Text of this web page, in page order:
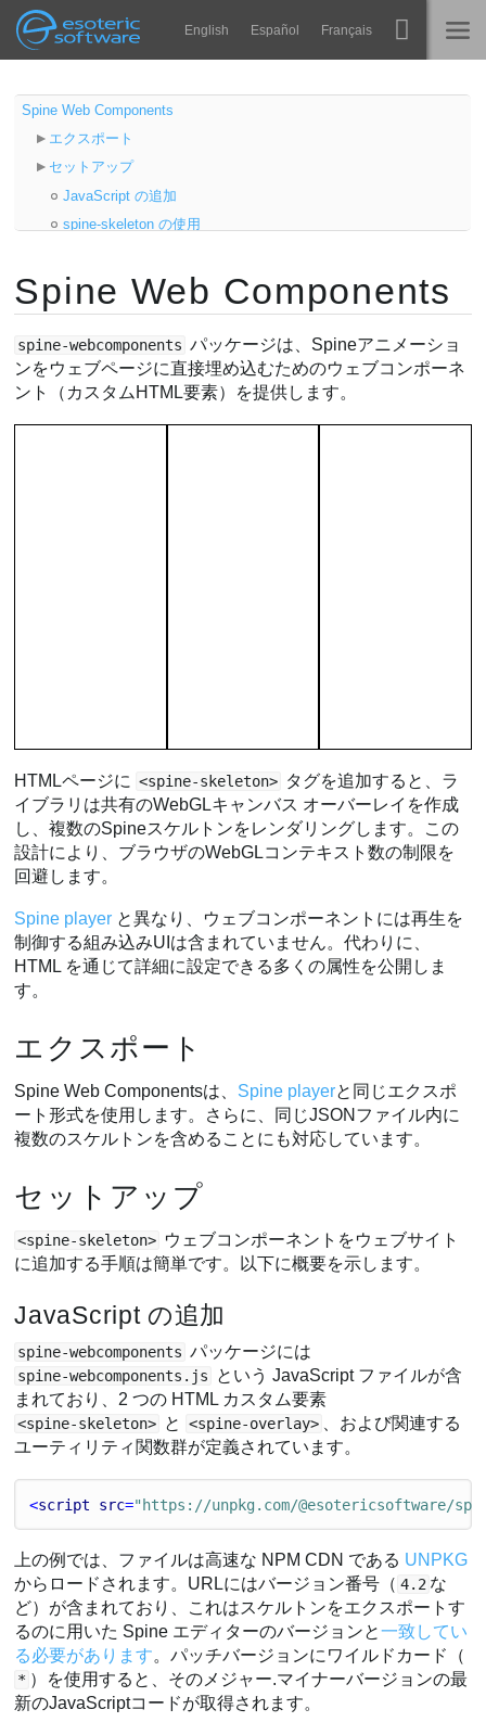
Esoteric Software
Navigation English Español Français
ホーム
フォーラム
お問い合わせ
Spine
ランタイム
よくある質問
今すぐ試してみる
購入
Main Content
Spine Web Components
エクスポート
セットアップ
JavaScript の追加
spine-skeleton の使用
JSON、バイナリ、アトラスの URL
データの埋め込み
スタイル、幅、高さ
JSONスケルトンキー
アニメーション
デフォルトスキン
スピナー
オフスクリーン動作
カスタム更新
ドラッグ
ポインタ位置
インタラクションコールバック
デバッグモード
高度な使用法
プログラムによる作成
破棄
手動オーバーレイ
Spine Web Components
spine-webcomponents パッケージは、Spineアニメーショ
ンをウェブページに直接埋め込むためのウェブコンポーネ
ント（カスタムHTML要素）を提供します。
HTMLページに <spine-skeleton> タグを追加すると、ラ
イブラリは共有のWebGLキャンバス オーバーレイを作成
し、複数のSpineスケルトンをレンダリングします。この
設計により、ブラウザのWebGLコンテキスト数の制限を
回避します。
Spine player と異なり、ウェブコンポーネントには再生を
制御する組み込みUIは含まれていません。代わりに、
HTML を通じて詳細に設定できる多くの属性を公開しま
す。
エクスポート
Spine Web Componentsは、 Spine playerと同じエクスポ
ート形式を使用します。さらに、同じJSONファイル内に
複数のスケルトンを含めることにも対応しています。
セットアップ
<spine-skeleton> ウェブコンポーネントをウェブサイト
に追加する手順は簡単です。以下に概要を示します。
JavaScript の追加
spine-webcomponents パッケージには
spine-webcomponents.js
という JavaScript ファイルが含
まれており、2 つの HTML カスタム要素
<spine-skeleton> と <spine-overlay>
、および関連する
ユーティリティ関数群が定義されています。
<script src="https://unpkg.com/@esotericsoftware/
上の例では、ファイルは高速な NPM CDN である UNPKG
からロードされます。URLにはバージョン番号（ 4.2 な
ど）が含まれており、これはスケルトンをエクスポートす
るのに用いた Spine エディターのバージョンと一致してい
る必要があります。パッチバージョンにワイルドカード（
* ）を使用すると、そのメジャー.マイナーバージョンの最
新のJavaScriptコードが取得されます。